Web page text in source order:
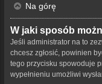
Na górę
W jaki sposób
Jeśli administrator na to
chcesz zgłosić, powinien
tego przycisku spowoduje
wypełnieniu umożliwi